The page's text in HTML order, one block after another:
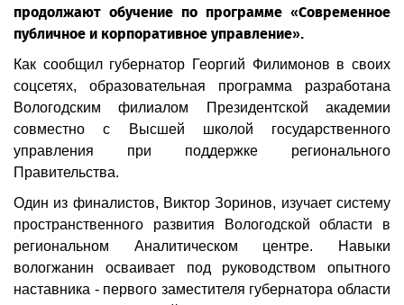
продолжают обучение по программе «Современное
публичное и корпоративное управление».
Как сообщил губернатор Георгий Филимонов в своих
соцсетях, образовательная программа разработана
Вологодским филиалом Президентской академии
совместно с Высшей школой государственного
управления при поддержке регионального
Правительства.
Один из финалистов, Виктор Зоринов, изучает систему
пространственного развития Вологодской области в
региональном Аналитическом центре. Навыки
вологжанин осваивает под руководством опытного
наставника - первого заместителя губернатора области